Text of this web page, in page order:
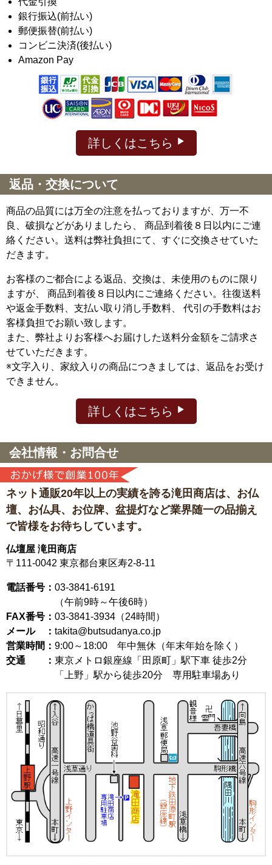
銀行振込(前払い)
郵便振替(前払い)
コンビニ決済(後払い)
Amazon Pay
詳しくはこちら
返品・交換について
商品の品質には万全の注意を払っておりますが、万一不
良、破損などがありましたら、 商品到着後８日以内にご連
絡ください。送料は弊社負担にて、すぐに交換させていた
だきます。
お客様のご都合による返品、交換は、未使用のものに限り
ますが、
商品到着後８日以内にご連絡ください。往復送料
や返金手数料、支払い取り消し手数料、 代引の手数料はお
客様負担でお願い致します。
また、弊社よりお客様へお届けした送料分金額をご請求さ
せていただきます。
※文字入り、家紋入りの商品につきましては、返品をお受け
できません。
詳しくはこちら
会社情報・お問合せ
ネット通販20年以上の実績を誇る滝田商店は、 お仏
壇、お仏具、お位牌、盆提灯など業界随一の品揃え
で皆様をお待ちしています。
仏壇屋 滝田商店
〒111-0042 東京都台東区寿2-8-11
電話番号： 03-3841-6191
（午前9時～午後6時）
FAX番号： 03-3841-3934（24時間）
メール ： takita@butsudanya.co.jp
営業時間： 9:00～18:00 年中無休（年末年始を除く）
交通 ： 東京メトロ銀座線「田原町」駅下車 徒歩2分
「上野」駅から徒歩20分 専用駐車場あり